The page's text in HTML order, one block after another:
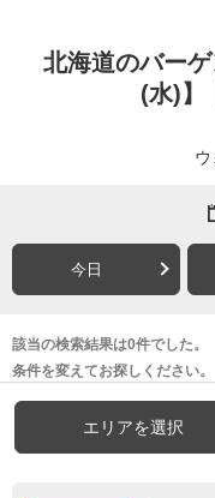
北海道のバー
(水)】
今日
該当の検索結果は0件でした。
条件を変えてお探しください。
エリアを選択